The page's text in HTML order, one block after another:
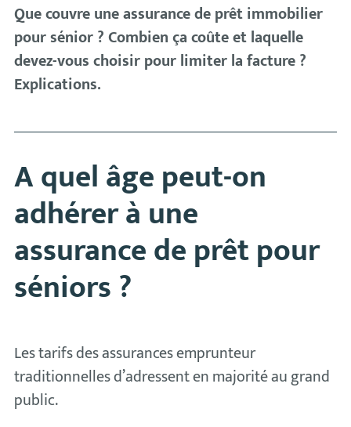
Que couvre une assurance de prêt immobilier
pour sénior ? Combien ça coûte et laquelle
devez-vous choisir pour limiter la facture ?
Explications.
A quel âge peut-on
adhérer à une
assurance de prêt pour
séniors ?
Les tarifs des assurances emprunteur
traditionnelles d’adressent en majorité au grand
public.